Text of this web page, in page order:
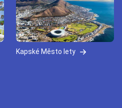
Kapské Město lety